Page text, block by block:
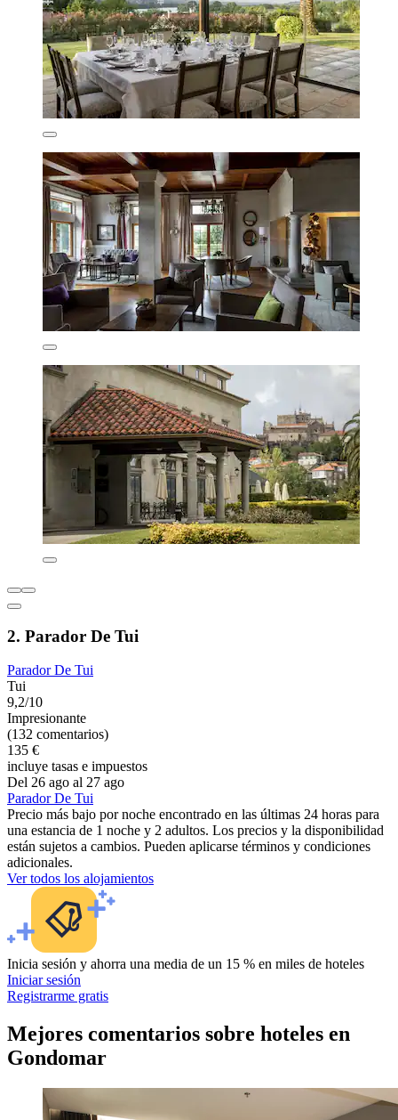
2. Parador De Tui
Parador De Tui
Tui
9,2/10
Impresionante
(132 comentarios)
135 €
incluye tasas e impuestos
Del 26 ago al 27 ago
Parador De Tui
Precio más bajo por noche encontrado en las últimas 24 horas para
una estancia de 1 noche y 2 adultos. Los precios y la disponibilidad
están sujetos a cambios. Pueden aplicarse términos y condiciones
adicionales.
Ver todos los alojamientos
Inicia sesión y ahorra una media de un 15 % en miles de hoteles
Iniciar sesión
Registrarme gratis
Mejores comentarios sobre hoteles en
Gondomar